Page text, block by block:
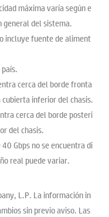
máxima varía según e
del sistema.
incluye fuente de aliment
cerca del borde fronta
inferior del chasis.
cerca del borde posteri
del chasis.
Gbps no se encuentra di
real puede variar.
L.P. La información in
sin previo aviso. Las